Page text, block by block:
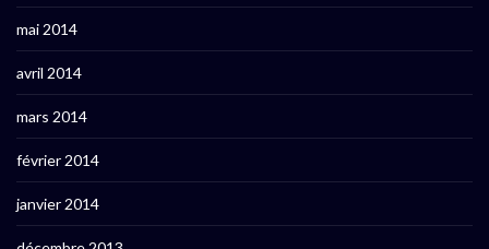
mai 2014
avril 2014
mars 2014
février 2014
janvier 2014